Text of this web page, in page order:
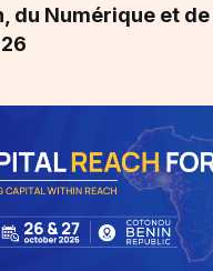
du Numérique et de